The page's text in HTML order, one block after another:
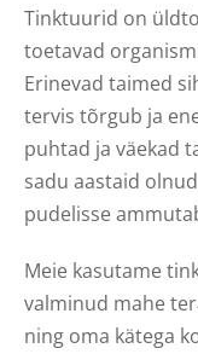
Tinktuurid on
toetavad
Erinevad taimed
tervis tõrgub ja
puhtad ja väekad
sadu aastaid
pudelisse
Meie kasutame
valminud mahe
ning oma kätega